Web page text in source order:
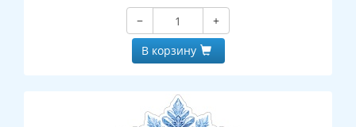
−
+
В корзину